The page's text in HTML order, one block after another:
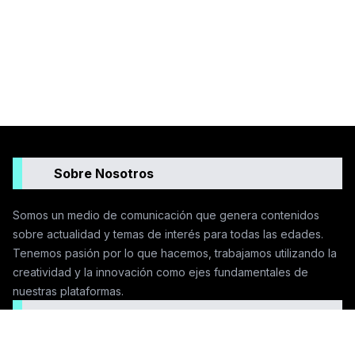
Sobre Nosotros
Somos un medio de comunicación que genera contenidos
sobre actualidad y temas de interés para todas las edades.
Tenemos pasión por lo que hacemos, trabajamos utilizando la
creatividad y la innovación como ejes fundamentales de
nuestras plataformas.